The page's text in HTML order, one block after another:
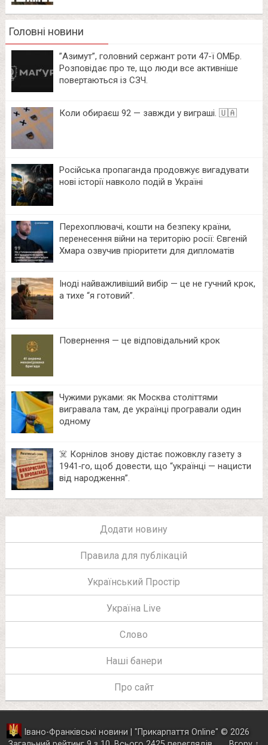
Головні новини
⁨”Азимут”, головний сержант роти 47-ї ОМБр.
Розповідає про те, що люди все активніше
повертаються із СЗЧ.
Коли обираєш 92 — завжди у виграші. 🇺🇦
Російська пропаганда продовжує вигадувати
нові історії навколо подій в Україні
Перехоплювачі, кошти на безпеку країни,
перенесення війни на територію росії: Євгеній
Хмара озвучив пріоритети для дипломатів
Іноді найважливіший вибір — це не гучний крок,
а тихе “я готовий”.
Повернення — це відповідальний крок
Чужими руками: як Москва століттями
вигравала там, де українці програвали один
одному
☠️ Корнілов знову дістає пожовклу газету з
1941‑го, щоб довести, що “українці — нацисти
від народження”.
Додати новину
Правила для публікацій
Український Простір
Україна Live
Слово
Наші банери
Про сайт
Івано-Франківські новини | "Прикарпаття Online" © 2026